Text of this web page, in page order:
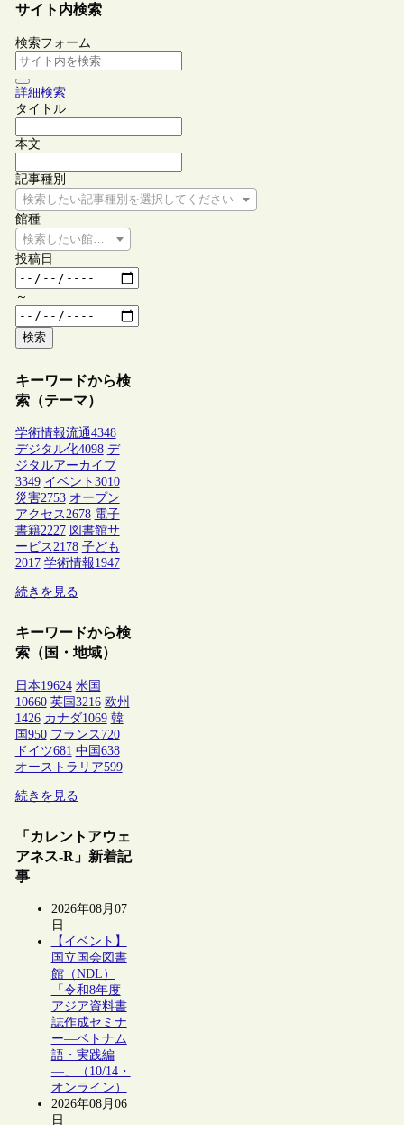
サイト内検索
検索フォーム
詳細検索
タイトル
本文
記事種別
検索したい記事種別を選択してください
館種
検索したい館種を選択してください
投稿日
～
検索
キーワードから検
索（テーマ）
学術情報流通4348
デジタル化4098 デ
ジタルアーカイブ
3349 イベント 3010
災害2753 オープン
アクセス2678 電子
書籍2227 図書館サ
ービス2178 子ども
2017 学術情報1947
続きを見る
キーワードから検
索（国・地域）
日本19624 米国
10660 英国3216 欧州
1426 カナダ1069 韓
国950 フランス 720
ドイツ681 中国638
オーストラリア599
続きを見る
「カレントアウェ
アネス-R」新着記
事
2026年08月07
日
【イベント】
国立国会図書
館（NDL）
「令和8年度
アジア資料書
誌作成セミナ
ー―ベトナム
語・実践編
―」（10/14・
オンライン）
2026年08月06
日